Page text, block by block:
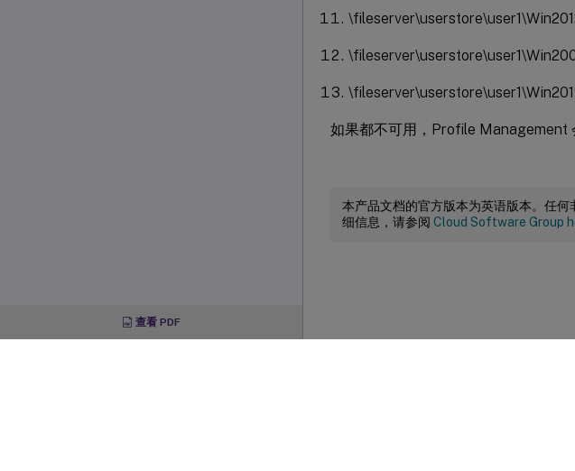
查看 PDF
如果都不可用，Profile Management
本产品文档的官方版本为英语版本。任
细信息，请参阅 Cloud Software Group